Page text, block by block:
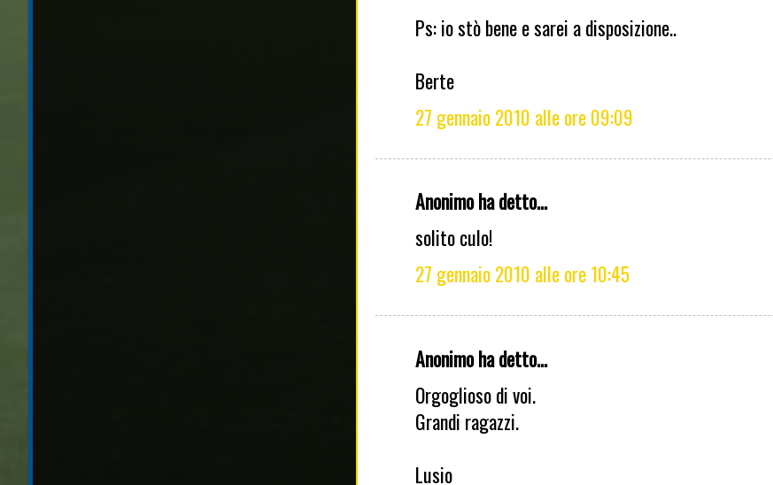
Ps: io stò bene e sarei a disposizione..
Berte
27 gennaio 2010 alle ore 09:09
Anonimo ha detto...
solito culo!
27 gennaio 2010 alle ore 10:45
Anonimo ha detto...
Orgoglioso di voi.
Grandi ragazzi.
Lusio